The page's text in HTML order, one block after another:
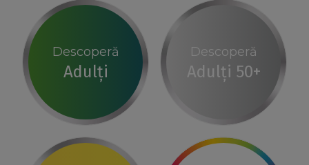
Descoperă
Adulți
Descoperă
Adulți 50+